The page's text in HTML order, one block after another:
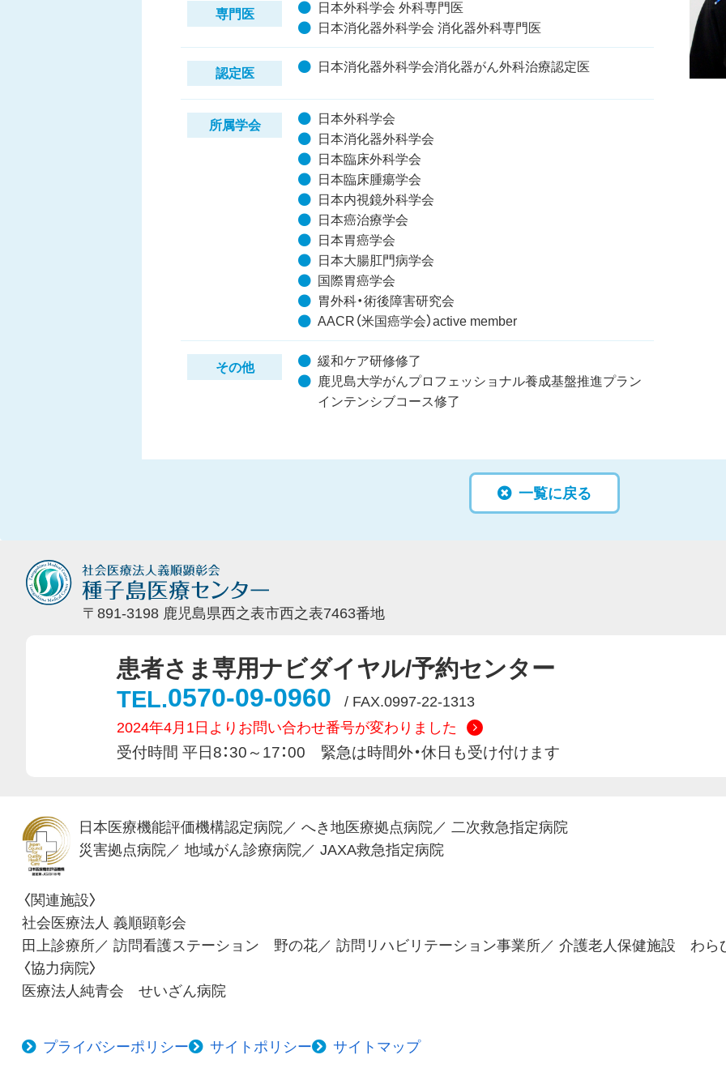
専門医
日本外科学会 外科専門医
日本消化器外科学会 消化器外科専門医
認定医 日本消化器外科学会消化器がん外科治療認定医
所属学会
日本外科学会
日本消化器外科学会
日本臨床外科学会
日本臨床腫瘍学会
日本内視鏡外科学会
日本癌治療学会
日本胃癌学会
日本大腸肛門病学会
国際胃癌学会
胃外科・術後障害研究会
AACR（米国癌学会）active member
その他
緩和ケア研修修了
鹿児島大学がんプロフェッショナル養成基盤推進プラン
インテンシブコース修了
一覧に戻る
〒891-3198 鹿児島県西之表市西之表7463番地
患者さま専用ナビダイヤル/予約センター
TEL.0570-09-0960
/ FAX.0997-22-1313
2024年4月1日よりお問い合わせ番号が変わりました
受付時間 平日8：30～17：00 緊急は時間外・休日も受け付けます
日本医療機能評価機構認定病院／ へき地医療拠点病院／ 二次救急指定病院
災害拠点病院／ 地域がん診療病院／ JAXA救急指定病院
〈関連施設〉
社会医療法人 義順顕彰会
田上診療所／ 訪問看護ステーション 野の花／ 訪問リハビリテーション事業所／ 介護老人保健施設 わら
〈協力病院〉
医療法人純青会 せいざん病院
プライバシーポリシー サイトポリシー サイトマップ